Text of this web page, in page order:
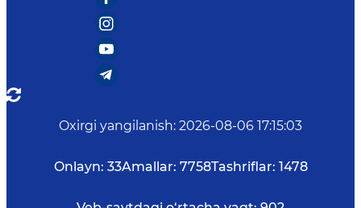
Oxirgi yangilanish: 2026-08-06 17:15:03
Onlayn: 33Amallar: 7758Tashriflar: 1478